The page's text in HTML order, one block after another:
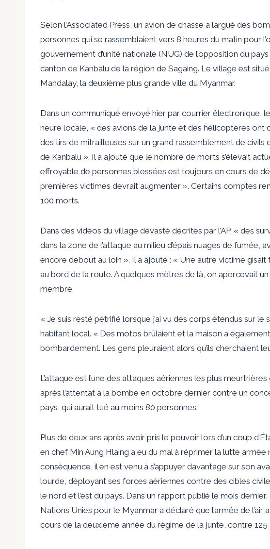
Selon l’Associated Press, un avion de chasse a largué des
personnes qui se rassemblaient vers 8 heures du matin pour
gouvernement d’unité nationale (NUG) de l’opposition du
canton de Kanbalu de la région de Sagaing. Le village est
Mandalay, la deuxième plus grande ville du Myanmar.
Dans un communiqué envoyé hier par courrier électronique, le
heure locale, « des avions de la junte et des hélicoptères
des tirs de mitrailleuses sur un grand rassemblement de civils
de Kanbalu ». Il a ajouté que le nombre de morts s’élevait
effroyable de personnes blessées est toujours en cours de
premières victimes devrait augmenter ». Certains comptes
100 morts.
Dans des vidéos du village dévasté décrites par l’AP, « des
dans la zone de l’attaque au milieu d’épais nuages ​​de fumée,
encore debout au loin ». Il a ajouté : « Une autre victime
au bord de la route. A quelques mètres de là, on apercevait
membre.
« Je suis resté pétrifié lorsque j’ai vu des corps étendus sur le
habitant local. « Des motos brûlaient et la maison a
bombardement. Les gens pleuraient alors qu’ils cherchaient
L’attaque est l’une des attaques aériennes les plus
après l’attentat à la bombe en octobre dernier contre un
pays, qui aurait tué au moins 80 personnes.
Plus de deux ans après avoir pris le pouvoir lors d’un coup
en chef Min Aung Hlaing a eu du mal à réprimer la lutte
conséquence, il en est venu à s’appuyer davantage sur son
lourde, déployant ses forces aériennes contre des cibles
le nord et l’est du pays. Dans un rapport publié le mois
Nations Unies pour le Myanmar a déclaré que l’armée de l’air
cours de la deuxième année du régime de la junte, contre